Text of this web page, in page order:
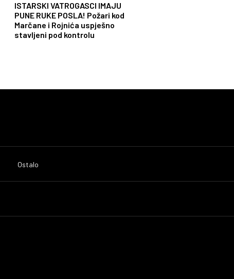
ISTARSKI VATROGASCI IMAJU
PUNE RUKE POSLA! Požari kod
Marčane i Rojnića uspješno
stavljeni pod kontrolu
Ostalo